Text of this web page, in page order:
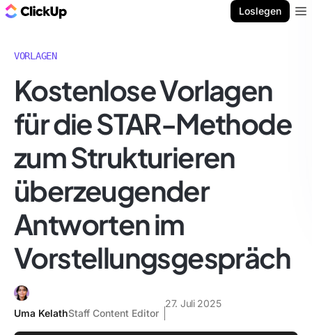
Loslegen
VORLAGEN
Kostenlose Vorlagen
für die STAR-Methode
zum Strukturieren
überzeugender
Antworten im
Vorstellungsgespräch
Uma KelathStaff Content Editor
27. Juli 2025